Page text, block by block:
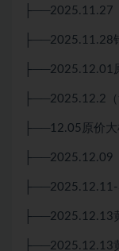
├──2025.11.27
├──2025.11.28
├──2025.12.01
├──2025.12.2（
├──12.05原价
├──2025.12.09
├──2025.12.11-
├──2025.12.13
├──2025.12.13